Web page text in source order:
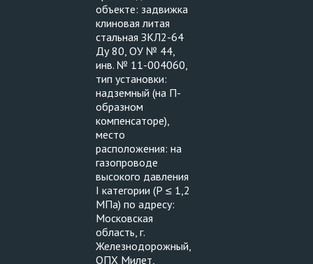
объекте: задвижка
клиновая литая
стальная ЗКЛ2-64
Ду 80, ОУ № 44,
инв. № 11-004060,
тип установки:
надземный (на П-
образном
компенсаторе),
место
расположения: на
газопроводе
высокого давления
I категории (Р ≤ 1,2
МПа) по адресу:
Московская
область, г.
Железнодорожный,
ОПХ Милет,